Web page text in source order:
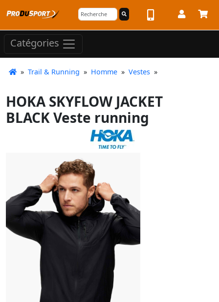
Catégories
» Trail & Running » Homme » Vestes »
HOKA SKYFLOW JACKET
BLACK Veste running